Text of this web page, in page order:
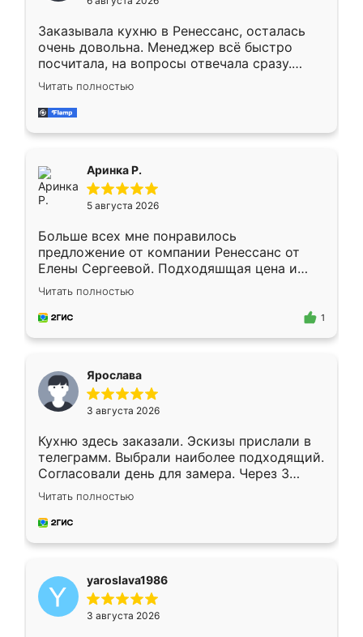
мебели буду заказывать только здесь.
Заказывала кухню в Ренессанс, осталась
очень довольна. Менеджер всё быстро
посчитала, на вопросы отвечала сразу.
Замерщик приехал в субботу, подошёл к
делу со всей ответственностью. Собрали
за день, ребята работали аккуратно, даже
Читать полностью
Аринка Р.
5 августа 2026
Больше всех мне понравилось
предложение от компании Ренессанс от
Елены Сергеевой. Подходяшщая цена и
короткие сроки изготовления. Приехавший
для замера сотрудник Владислав
предложил по моему эскизу самый
Читать полностью
1
Ярослава
3 августа 2026
Кухню здесь заказали. Эскизы прислали в
телеграмм. Выбрали наиболее подходящий.
Согласовали день для замера. Через 3
недели кухня была уже готова. Остались
довольны работой. Спасибо Ренессанс
мебель за качественную работу!
Читать полностью
yaroslava1986
3 августа 2026